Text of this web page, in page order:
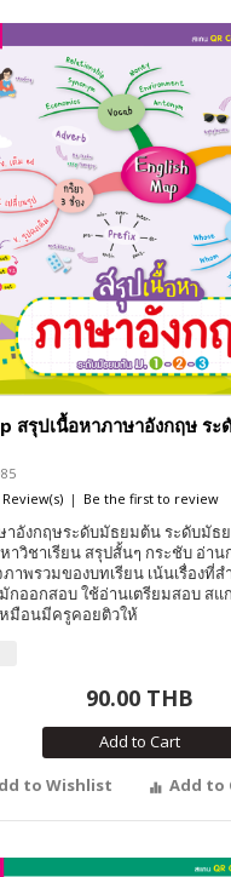
สรุปเนื้อหาภาษาอังกฤษ ร
Review(s) | Be the first to review
าอังกฤษระดับมัธยมต้น ระดับมัธ
าวิชาเรียน สรุปสั้นๆ กระชับ อ่าน
าพรวมของบทเรียน เน้นเรื่องที่
กออกสอบ ใช้อ่านเตรียมสอบ สแ
หมือนมีครูคอยติวให้
90.00 THB
Add to Cart
to Wishlist
Add to